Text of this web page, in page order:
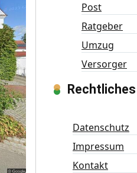
Post
Ratgeber
Umzug
Versorger
Rechtliches
Datenschutz
Impressum
Kontakt